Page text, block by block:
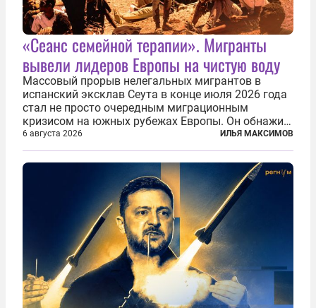
«Сеанс семейной терапии». Мигранты
вывели лидеров Европы на чистую воду
Массовый прорыв нелегальных мигрантов в
испанский эксклав Сеута в конце июля 2026 года
стал не просто очередным миграционным
кризисом на южных рубежах Европы. Он обнажил
фундаментальный раскол внутри Евросоюза,
продемонстрировав, что десятилетиями
выстраивавшаяся миграционная политика ЕС
6 августа 2026 ИЛЬЯ МАКСИМОВ